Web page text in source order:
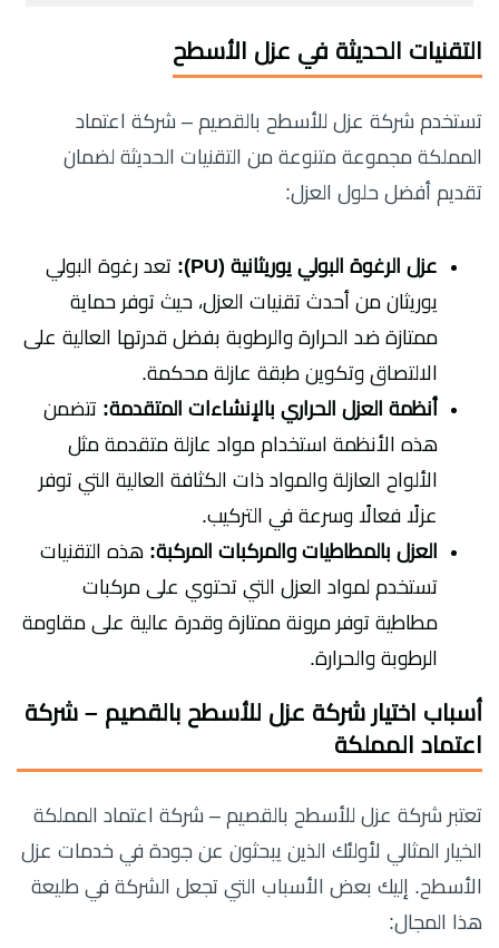
التقنيات الحديثة في عزل الأسطح
تستخدم شركة عزل للأسطح بالقصيم – شركة اعتماد
المملكة مجموعة متنوعة من التقنيات الحديثة لضمان
تقديم أفضل حلول العزل:
عزل الرغوة البولي يوريثانية (PU):
تعد رغوة البولي
يوريثان من أحدث تقنيات العزل، حيث توفر حماية
ممتازة ضد الحرارة والرطوبة بفضل قدرتها العالية على
الالتصاق وتكوين طبقة عازلة محكمة.
أنظمة العزل الحراري بالإنشاءات المتقدمة: تتضمن
هذه الأنظمة استخدام مواد عازلة متقدمة مثل
الألواح العازلة والمواد ذات الكثافة العالية التي توفر
عزلًا فعالًا وسرعة في التركيب.
العزل بالمطاطيات والمركبات المركبة: هذه التقنيات
تستخدم لمواد العزل التي تحتوي على مركبات
مطاطية توفر مرونة ممتازة وقدرة عالية على مقاومة
الرطوبة والحرارة.
أسباب اختيار شركة عزل للأسطح بالقصيم – شركة
اعتماد المملكة
تعتبر شركة عزل للأسطح بالقصيم – شركة اعتماد المملكة
الخيار المثالي لأولئك الذين يبحثون عن جودة في خدمات عزل
الأسطح. إليك بعض الأسباب التي تجعل الشركة في طليعة
هذا المجال: